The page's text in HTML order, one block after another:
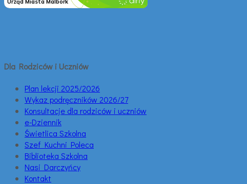
Dla Rodziców i Uczniów
Plan lekcji 2025/2026
Wykaz podręczników 2026/27
Konsultacje dla rodziców i uczniów
e-Dziennik
Świetlica Szkolna
Szef Kuchni Poleca
Biblioteka Szkolna
Nasi Darczyńcy
Kontakt